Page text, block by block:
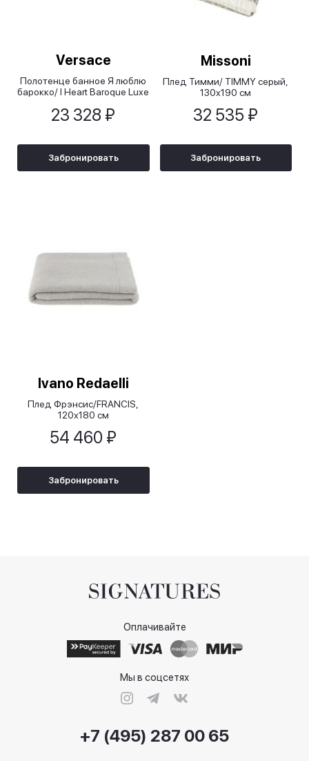
Versace
Полотенце банное Я люблю
барокко/ I Heart Baroque Luxe
23 328 ₽
Забронировать
Missoni
Плед Тимми/ TIMMY серый,
130х190 см
32 535 ₽
Забронировать
Ivano Redaelli
Плед Фрэнсис/FRANCIS,
120х180 см
54 460 ₽
Забронировать
Оплачивайте
Мы в соцсетях
+7 (495) 287 00 65